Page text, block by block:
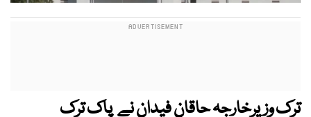
ترک وزیرخارجہ حاقان فیدان نے پاک ترک